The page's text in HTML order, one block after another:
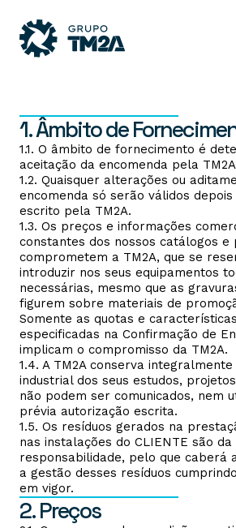
1. Âmbito de
1.1. O âmbito de fornecimento é
aceitação da encomenda pela TM2A
1.2. Quaisquer alterações ou
encomenda só serão válidos
escrito pela TM2A.
1.3. Os preços e informações
constantes dos nossos catálogos e
comprometem a TM2A, que se
introduzir nos seus equipamentos
necessárias, mesmo que as
figurem sobre materiais de
Somente as quotas e
especificadas na Confirmação de
implicam o compromisso da TM2A.
1.4. A TM2A conserva
industrial dos seus estudos,
não podem ser comunicados, nem
prévia autorização escrita.
1.5. Os resíduos gerados na
nas instalações do CLIENTE são da
responsabilidade, pelo que caberá
a gestão desses resíduos
em vigor.
2. Preços